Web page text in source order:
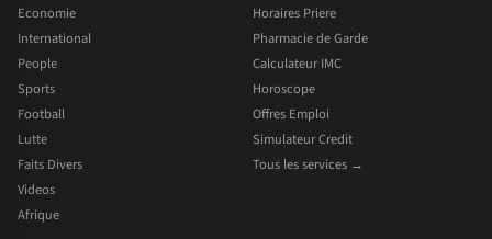
Economie
International
People
Sports
Football
Lutte
Faits Divers
Videos
Afrique
Horaires Priere
Pharmacie de Garde
Calculateur IMC
Horoscope
Offres Emploi
Simulateur Credit
Tous les services →